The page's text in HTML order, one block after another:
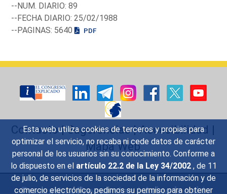
Esta web utiliza cookies de terceros y propias para
optimizar el servicio, no recaba ni cede datos de carácter
personal de los usuarios sin su conocimiento. Conforme a
lo dispuesto en el artículo 22.2 de la Ley 34/2002 , de 11
de julio, de servicios de la sociedad de la información y de
comercio electrónico, pedimos su permiso para obtener
--NUM. DIARIO: 89
--FECHA DIARIO: 25/02/1988
--PAGINAS: 5640
PDF
Contacto|Sugerencias|Accesibilidad |
Mapa Web
Preguntas Frecuentes|Aviso legal|